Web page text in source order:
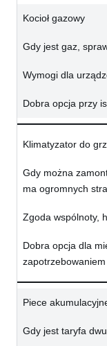
Kocioł gazowy
Gdy jest gaz,
Wymogi dla
Dobra opcja przy
Klimatyzator do
Gdy można
ma ogromnych
Zgoda wspólnoty,
Dobra opcja dla
zapotrzebowaniem
Piece
Gdy jest taryfa